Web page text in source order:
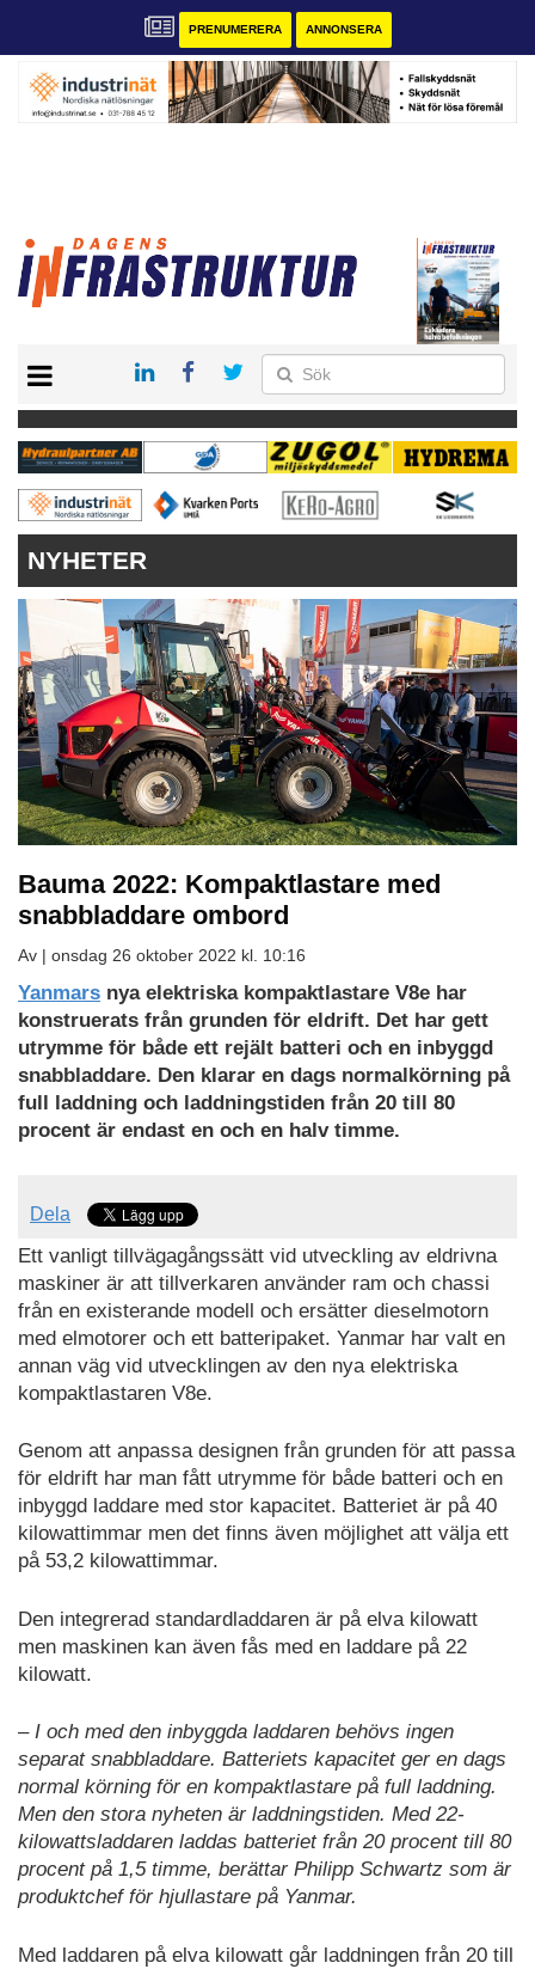
PRENUMERERA ANNONSERA
KONTAKT
VÅRA ANDRA MAGASIN
PRENUMERERA
ANNONSERA
NYHETER
Bauma 2022: Kompaktlastare med
snabbladdare ombord
Av | onsdag 26 oktober 2022 kl. 10:16
Yanmars nya elektriska kompaktlastare V8e har
konstruerats från grunden för eldrift. Det har gett
utrymme för både ett rejält batteri och en inbyggd
snabbladdare. Den klarar en dags normalkörning på
full laddning och laddningstiden från 20 till 80
procent är endast en och en halv timme.
Dela
Ett vanligt tillvägagångssätt vid utveckling av eldrivna
maskiner är att tillverkaren använder ram och chassi
från en existerande modell och ersätter dieselmotorn
med elmotorer och ett batteripaket. Yanmar har valt en
annan väg vid utvecklingen av den nya elektriska
kompaktlastaren V8e.
Genom att anpassa designen från grunden för att passa
för eldrift har man fått utrymme för både batteri och en
inbyggd laddare med stor kapacitet. Batteriet är på 40
kilowattimmar men det finns även möjlighet att välja ett
på 53,2 kilowattimmar.
Den integrerad standardladdaren är på elva kilowatt
men maskinen kan även fås med en laddare på 22
kilowatt.
– I och med den inbyggda laddaren behövs ingen
separat snabbladdare. Batteriets kapacitet ger en dags
normal körning för en kompaktlastare på full laddning.
Men den stora nyheten är laddningstiden. Med 22-
kilowattsladdaren laddas batteriet från 20 procent till 80
procent på 1,5 timme, berättar Philipp Schwartz som är
produktchef för hjullastare på Yanmar.
Med laddaren på elva kilowatt går laddningen från 20 till